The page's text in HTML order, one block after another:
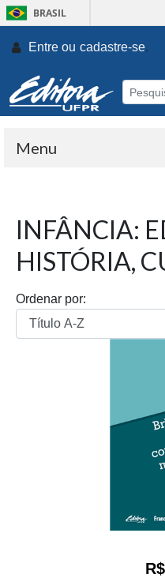
BRASIL
Entre ou cadastre-se.
Menu
INFÂNCIA:
HISTÓRIA,
Ordenar por: